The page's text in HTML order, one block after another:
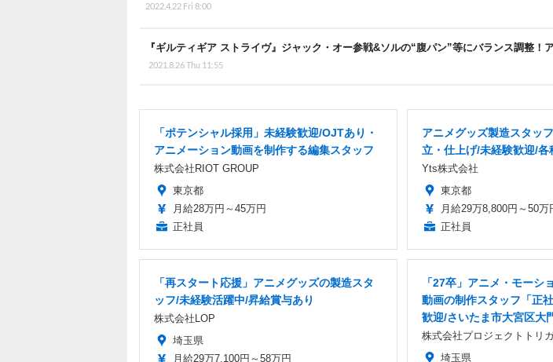
2022.4.22 Fri 8:00
『ギルティギア ストライヴ』ジャック・オー参戦&ソルの“腹パン”等にバランス調整！
2021.8.26 Thu 11:55
「ポテンシャル採用」未経験歓迎/OJTあり・
アニメーション動画を制作する編集スタッフ
株式会社RIOT GROUP
東京都
月給28万円～45万円
正社員
アニメグッズ製造スタッ
立・仕上げ/未経験歓迎/各
Yts株式会社
東京都
月給29万8,800円～50万
正社員
「再スタート応援」アニメグッズの製造スタ
ッフ/未経験活躍中/昇給賞与あり
株式会社LOP
埼玉県
月給29万7,100円～58万円
「27卒」アニメ・モーシ
動画の制作スタッフ「正
歓迎/さいたま市大宮区大
株式会社プロジェクトトリ
埼玉県